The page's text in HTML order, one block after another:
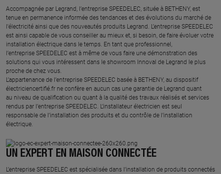
​Accompagnée par Legrand, l’entreprise SPEEDELEC, située à BETHENY, est
tenue en permanence informée des tendances et des évolutions du marché de
l'électricité ainsi que des nouveautés produits Legrand. L’entreprise SPEEDELEC
est ainsi capable de vous conseiller au mieux et, si besoin, de faire évoluer votre
installation électrique dans le temps. En tant que professionnel,
l’entreprise SPEEDELEC est à même de vous faire une démonstration des
solutions qui vous intéressent dans le showroom Innoval de Legrand le plus
proche de chez vous.​
L’appartenance de l’entreprise SPEEDELEC basée à BETHENY, au dispositif
électriciencertifié.fr ne confère en aucun cas une garantie de Legrand quant
au niveau de qualification ou quant à la qualité des travaux réalisés et services
rendus par l’entreprise SPEEDELEC. L’installateur électricien est seul
responsable de l’installation des produits et du contrôle de l’installation
électrique.
UN EXPERT EN MAISON CONNECTÉE
L’entreprise SPEEDELEC est spécialisée dans l’installation de produits connectés